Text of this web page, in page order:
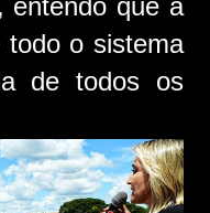
entendo que a
todo o sistema
de todos os